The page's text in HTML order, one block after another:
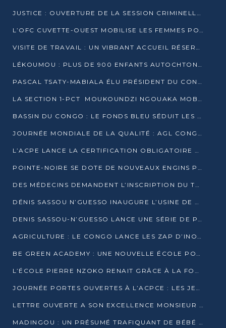
JUSTICE : OUVERTURE DE LA SESSION CRIMINELLE À BRAZZAVILLE AVEC 52 DOSSIERS AU RÔLE
L’OFC CUVETTE-OUEST MOBILISE LES FEMMES POUR ACCUEILLIR LE PRÉSIDENT DE LA RÉPUBLIQUE
VISITE DE TRAVAIL : UN VIBRANT ACCUEIL RÉSERVÉ À DENIS SASSOU-N’GUESSO PAR L’ASSOCIATION « LES AMIS DE WOMO »
LÉKOUMOU : PLUS DE 900 ENFANTS AUTOCHTONES REÇOIVENT DES KITS SCOLAIRES GRÂCE À L’ESPACE OPOKO
PASCAL TSATY-MABIALA ÉLU PRÉSIDENT DU CONSEIL NATIONAL DE L’UPADS
LA SECTION 1-PCT MOUKOUNDZI NGOUAKA MOBILISE 100 000 FCFA POUR LE 6ᵉ CONGRÈS DU PARTI
BASSIN DU CONGO : LE FONDS BLEU SÉDUIT LES BAILLEURS À BELÉM
JOURNÉE MONDIALE DE LA QUALITÉ : AGL CONGO FORME ET SENSIBILISE LES JEUNES TALENTS
L’ACPE LANCE LA CERTIFICATION OBLIGATOIRE DES CONTRATS DE TRAVAIL DES TRANSPORTEURS
POINTE-NOIRE SE DOTE DE NOUVEAUX ENGINS POUR L’ASSAINISSEMENT ET L’ENTRETIEN ROUTIER
DES MÉDECINS DEMANDENT L’INSCRIPTION DU TRAITEMENT DU PIED-BOT DANS LES CURSUS UNIVERSITAIRES
DÉNIS SASSOU N’GUESSO INAUGURE L’USINE DE VALORISATION DU GAZ ASSOCIÉ
DENIS SASSOU-N’GUESSO LANCE UNE SÉRIE DE PROJETS DANS LE KOUILOU
AGRICULTURE : LE CONGO LANCE LES ZAP D’INONI ET YONO
BE GREEN ACADEMY : UNE NOUVELLE ÉCOLE POUR LES MÉTIERS DE L’ÉCOLOGIE À POINTE-NOIRE
L’ÉCOLE PIERRE NZOKO RENAIT GRÂCE À LA FONDATION MUCODEC
JOURNÉE PORTES OUVERTES À L’ACPCE : LES JEUNES EN IMMERSION DANS L’ENTREPRISE
LETTRE OUVERTE A SON EXCELLENCE MONSIEUR DENIS SASSOU NGUESSO, PRESIDENT DE LAREPUBLIQUE DU CONGO
MADINGOU : UN PRÉSUMÉ TRAFIQUANT DE BÉBÉ CHIMPANZÉ FIXÉ SUR SON SORT LE 20 NOVEMBRE